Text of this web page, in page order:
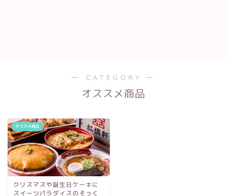
― CATEGORY ―
オススメ商品
オススメ商品
クリスマスや誕生日ケーキに
スイーツパラダイスのそっく